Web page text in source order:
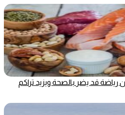
رياضة قد يضر بالصحة ويزيد تراكم